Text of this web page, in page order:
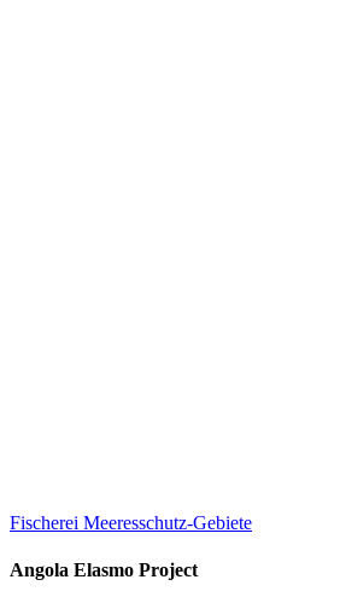
Fischerei Meeresschutz-Gebiete
Angola Elasmo Project